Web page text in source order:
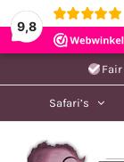
9,8
naar
Fair
Safari’s